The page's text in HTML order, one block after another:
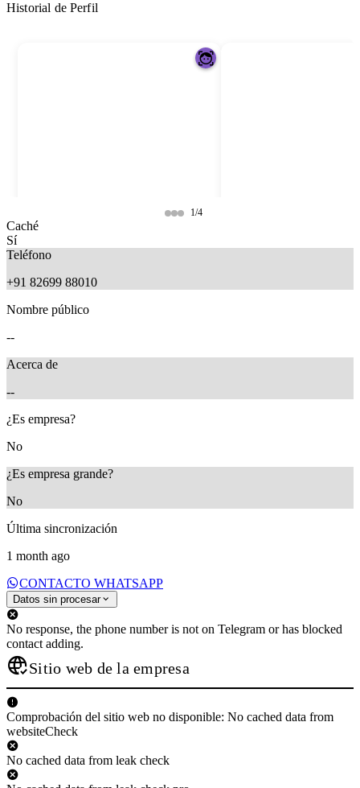
Historial de Perfil
1/4
Caché
Sí
Teléfono
+91 82699 88010
Nombre público
--
Acerca de
--
¿Es empresa?
No
¿Es empresa grande?
No
Última sincronización
1 month ago
CONTACTO WHATSAPP
Datos sin procesar
No response, the phone number is not on Telegram or has blocked
contact adding.
Sitio web de la empresa
Comprobación del sitio web no disponible: No cached data from
websiteCheck
No cached data from leak check